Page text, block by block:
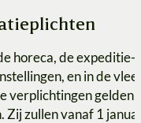
horeca, de
en in de
gelden
Zij zullen vanaf 1